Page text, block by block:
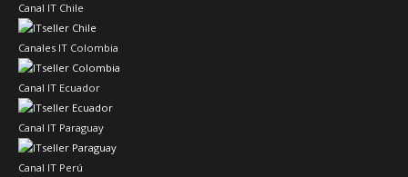
Canal IT Chile
Canales IT Colombia
Canal IT Ecuador
Canal IT Paraguay
Canal IT Perú